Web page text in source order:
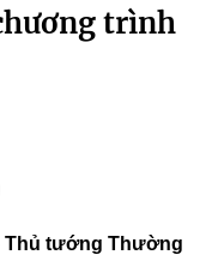
trình
Thủ tướng Thường